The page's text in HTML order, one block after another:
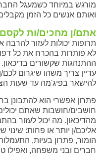
מורגש במיוחד כשמעגל
ואותם אנשים כל הזמן
אתם/ן מחכים/ות
תרופות יכולות לעזור להרבה
לא פותרות בהכרח את כל
ההתנהגות שקשורים
עדיין צריך משהו שיגרום
להישאר בפיג'מה עד שעות
פתרון אפשרי הוא להתבונן
חושבים/חושבות שאתם
מהדיכאון. מה יכול לעזור
אליכם/ן יותר או פחות:
הומור, פתרון בעיות,
חברים ובני משפחה, ואפילו